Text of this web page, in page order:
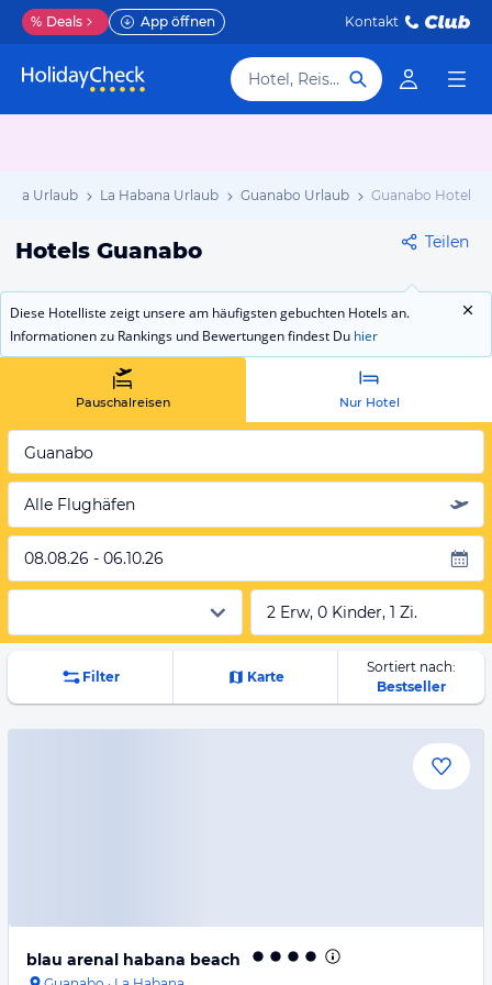
% Deals App öffnen Kontakt
Hotel, Reiseziel
Urlaub La Habana Urlaub Guanabo Urlaub Guanabo Hotels
Hotels Guanabo Teilen
Diese Hotelliste zeigt unsere am häufigsten gebuchten Hotels an.
Informationen zu Rankings und Bewertungen findest Du hier
Pauschalreisen Nur Hotel
Guanabo
Alle Flughäfen
08.08.26 - 06.10.26
2 Erw, 0 Kinder, 1 Zi.
Filter Karte
Sortiert nach:
Bestseller
blau arenal habana beach